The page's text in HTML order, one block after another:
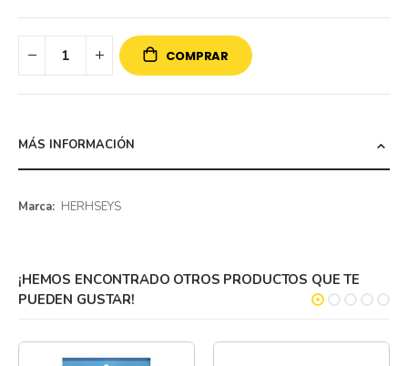
COMPRAR
MÁS INFORMACIÓN
Más
HERHSEYS
¡HEMOS ENCONTRADO OTROS PRODUCTOS QUE TE
PUEDEN GUSTAR!